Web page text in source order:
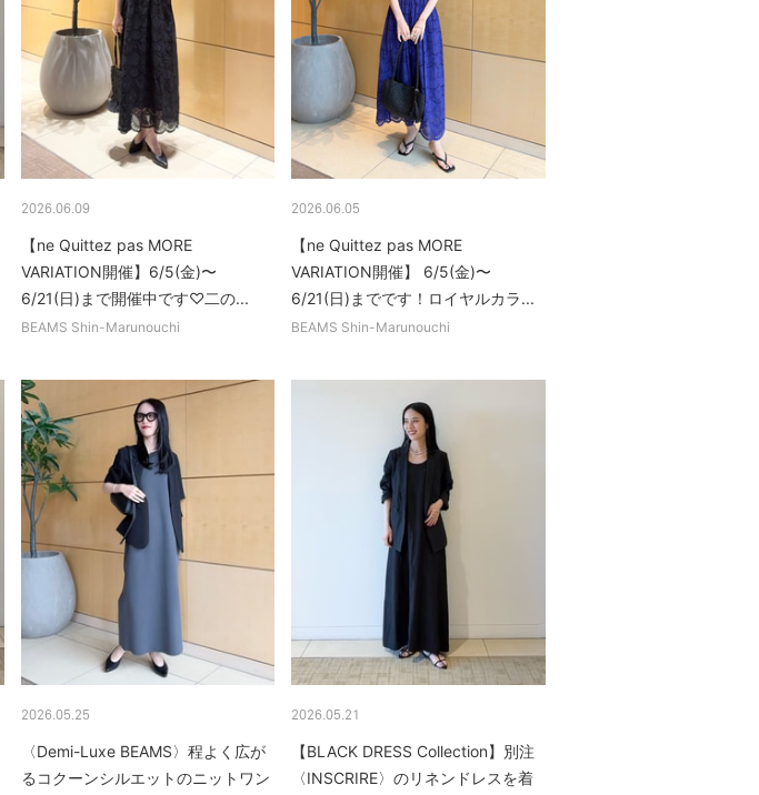
2026.06.09
【ne Quittez pas MORE
VARIATION開催】6/5(金)〜
6/21(日)まで開催中です♡二の...
BEAMS Shin-Marunouchi
2026.06.05
【ne Quittez pas MORE
VARIATION開催】 6/5(金)〜
6/21(日)までです！ロイヤルカラ...
BEAMS Shin-Marunouchi
2026.05.25
〈Demi-Luxe BEAMS〉程よく広が
るコクーンシルエットのニットワン
2026.05.21
【BLACK DRESS Collection】別注
〈INSCRIRE〉のリネンドレスを着